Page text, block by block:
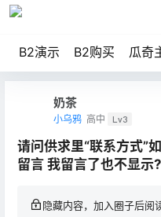
B2演示 B2购买 瓜奇
奶茶
小乌鸦 高中 Lv3
请问供求里“联系方式”
留言 我留言了也不显示?
隐藏内容，加入圈子后阅